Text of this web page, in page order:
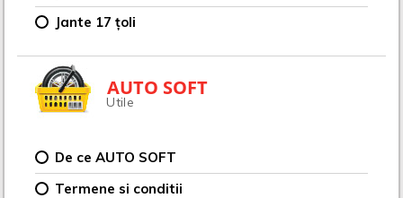
Jante 17 țoli
AUTO SOFT
Utile
De ce AUTO SOFT
Termene si conditii